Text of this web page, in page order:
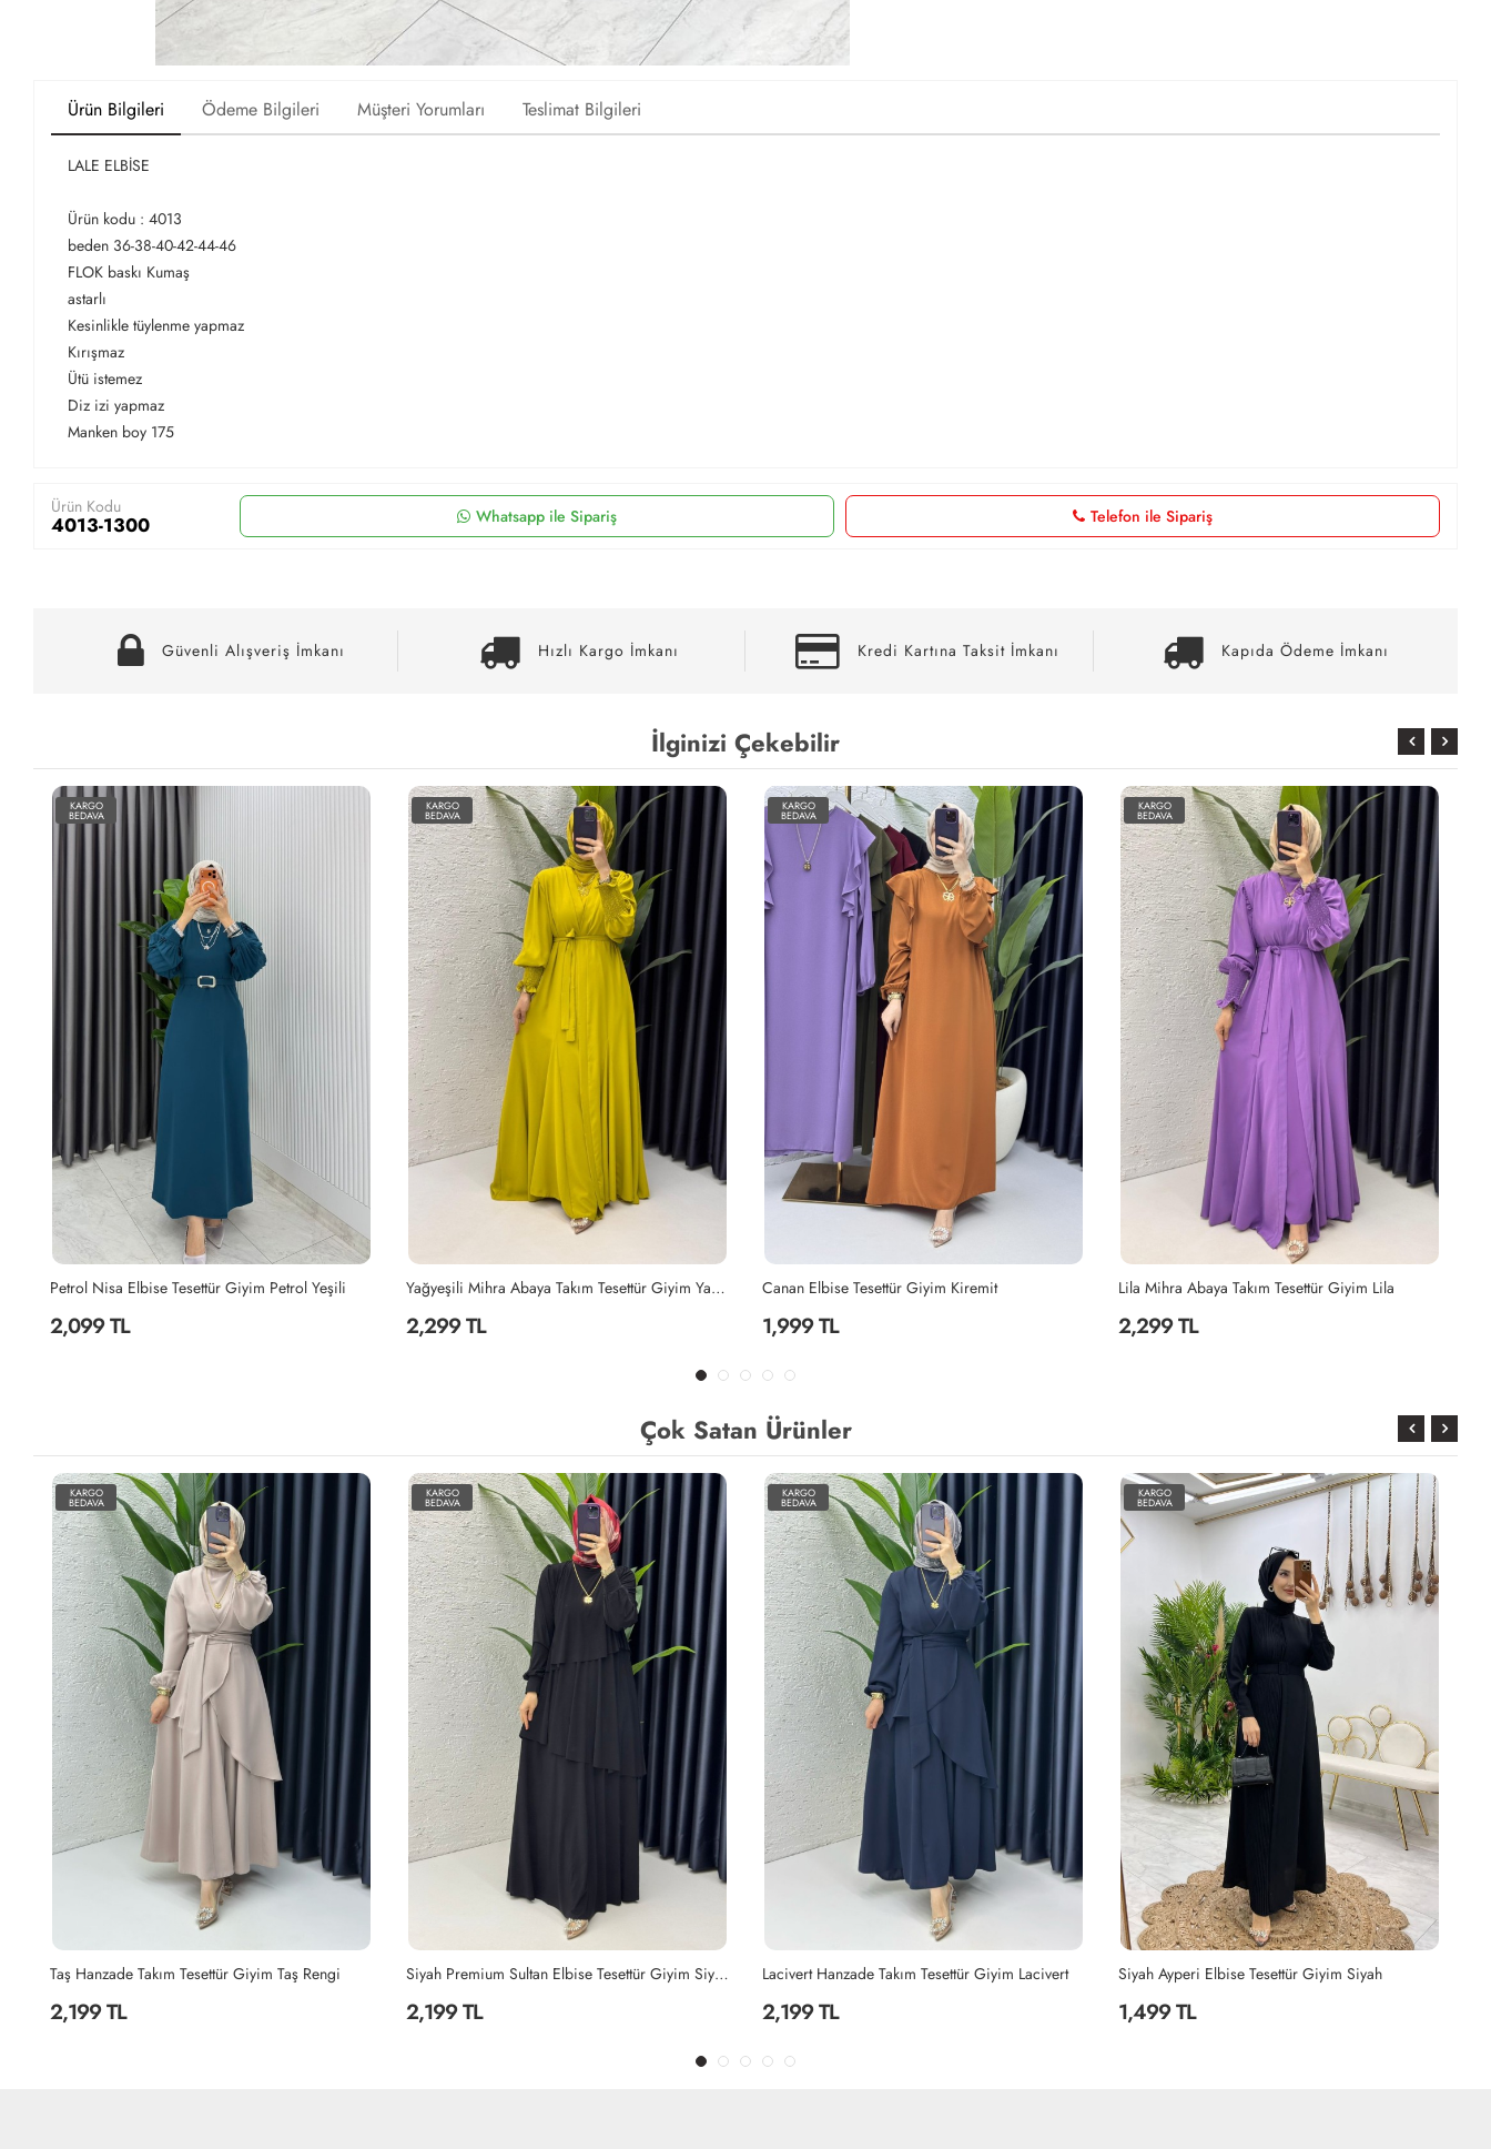
Ürün Bilgileri Ödeme Bilgileri Müşteri Yorumları Teslimat Bilgileri
LALE ELBİSE
Ürün kodu : 4013
beden 36-38-40-42-44-46
FLOK baskı Kumaş
astarlı
Kesinlikle tüylenme yapmaz
Kırışmaz
Ütü istemez
Diz izi yapmaz
Manken boy 175
Ürün Kodu
4013-1300 Whatsapp ile Sipariş Telefon ile Sipariş
Güvenli Alışveriş İmkanı Hızlı Kargo İmkanı Kredi Kartına Taksit İmkanı Kapıda Ödeme İmkanı
İlginizi Çekebilir
KARGO
BEDAVA
Petrol Nisa Elbise Tesettür Giyim Petrol Yeşili
2,099 TL
KARGO
BEDAVA
Yağyeşili Mihra Abaya Takım Tesettür Giyim Yağ Yeşili
2,299 TL
KARGO
BEDAVA
Canan Elbise Tesettür Giyim Kiremit
1,999 TL
KARGO
BEDAVA
Lila Mihra Abaya Takım Tesettür Giyim Lila
2,299 TL
Çok Satan Ürünler
KARGO
BEDAVA
Taş Hanzade Takım Tesettür Giyim Taş Rengi
2,199 TL
KARGO
BEDAVA
Siyah Premium Sultan Elbise Tesettür Giyim Siyah
2,199 TL
KARGO
BEDAVA
Lacivert Hanzade Takım Tesettür Giyim Lacivert
2,199 TL
KARGO
BEDAVA
Siyah Ayperi Elbise Tesettür Giyim Siyah
1,499 TL